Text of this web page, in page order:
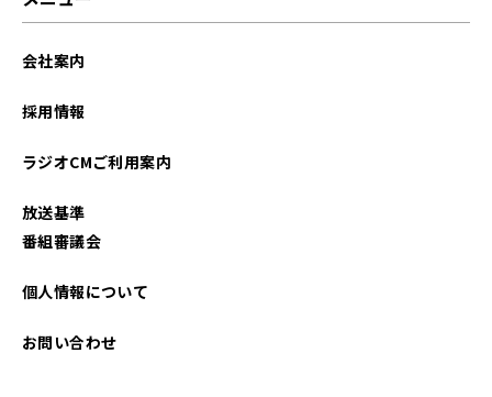
2025年07月
会社案内
採用情報
ラジオCMご利用案内
放送基準
番組審議会
個人情報について
お問い合わせ